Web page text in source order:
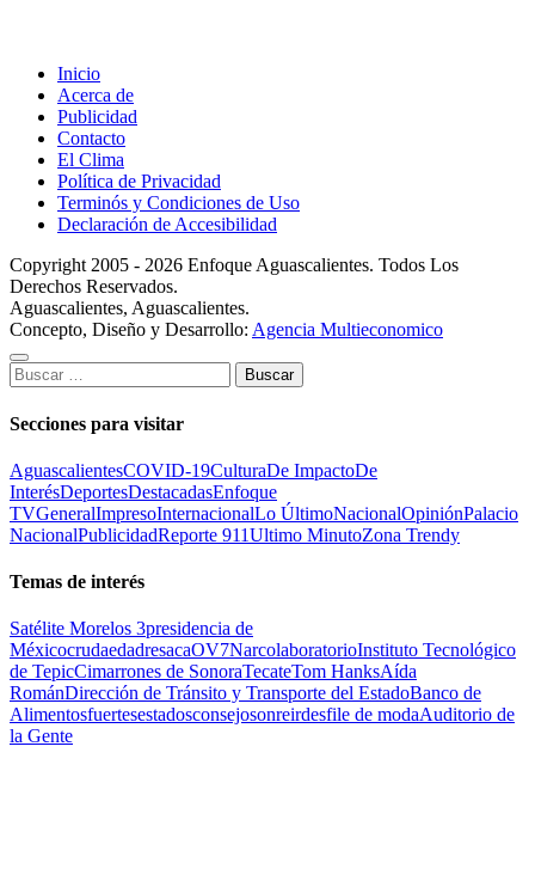
Inicio
Acerca de
Publicidad
Contacto
El Clima
Política de Privacidad
Terminós y Condiciones de Uso
Declaración de Accesibilidad
Copyright 2005 - 2026 Enfoque Aguascalientes. Todos Los
Derechos Reservados.
Aguascalientes, Aguascalientes.
Concepto, Diseño y Desarrollo: Agencia Multieconomico
Buscar:
Secciones para visitar
AguascalientesCOVID-19CulturaDe ImpactoDe
InterésDeportesDestacadasEnfoque
TVGeneralImpresoInternacionalLo ÚltimoNacionalOpiniónPalacio
NacionalPublicidadReporte 911Ultimo MinutoZona Trendy
Temas de interés
Satélite Morelos 3presidencia de
MéxicocrudaedadresacaOV7NarcolaboratorioInstituto Tecnológico
de TepicCimarrones de SonoraTecateTom HanksAída
RománDirección de Tránsito y Transporte del EstadoBanco de
Alimentosfuertesestadosconsejosonreirdesfile de modaAuditorio de
la Gente